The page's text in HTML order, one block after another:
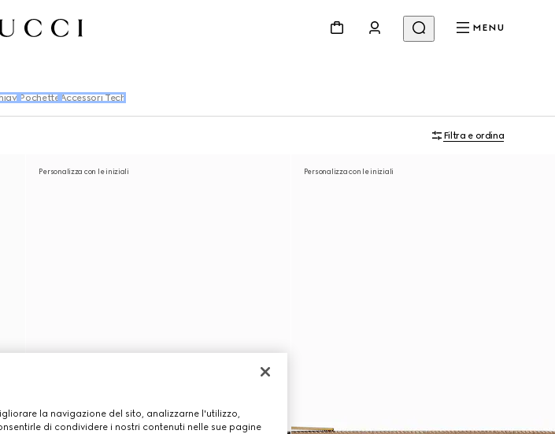
MENU
Pochette Accessori Tech
Filtra e ordina
Personalizza con le iniziali Personalizza con le iniziali
la navigazione del sito, analizzarne l'utilizzo,
di condividere i nostri contenuti nelle sue pagine